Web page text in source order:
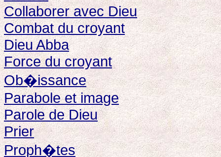
Collaborer avec Dieu
Combat du croyant
Dieu Abba
Force du croyant
Ob�issance
Parabole et image
Parole de Dieu
Prier
Proph�tes